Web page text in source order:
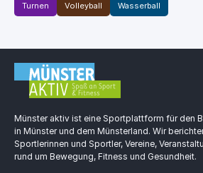
Turnen Volleyball Wasserball
Münster aktiv ist eine Sportplattform für den
in Münster und dem Münsterland. Wir
Sportlerinnen und Sportler, Vereine,
rund um Bewegung, Fitness und Gesundheit.